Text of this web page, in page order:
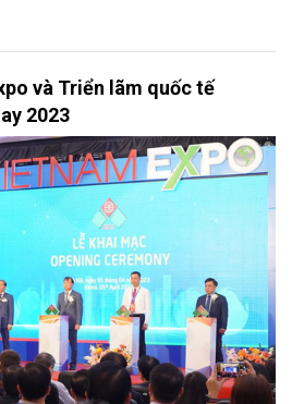
và Triển lãm quốc tế
2023